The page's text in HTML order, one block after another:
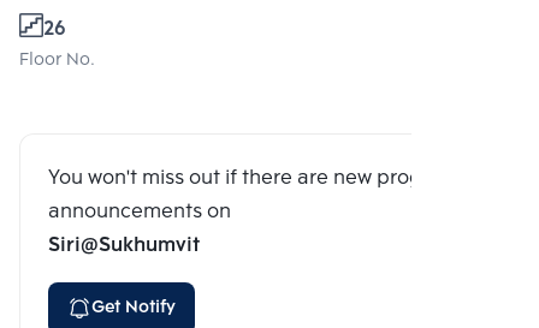
26
Floor No.
You won't miss out if there are new program
announcements on
Siri@Sukhumvit
Get Notify